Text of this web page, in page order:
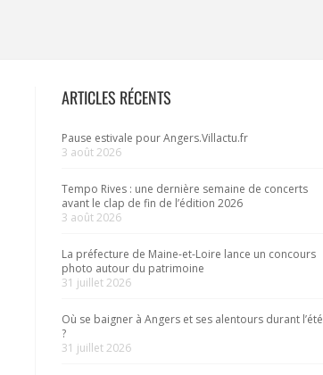
ARTICLES RÉCENTS
Pause estivale pour Angers.Villactu.fr
3 août 2026
Tempo Rives : une dernière semaine de concerts
avant le clap de fin de l’édition 2026
3 août 2026
La préfecture de Maine-et-Loire lance un concours
photo autour du patrimoine
31 juillet 2026
Où se baigner à Angers et ses alentours durant l’été
?
31 juillet 2026